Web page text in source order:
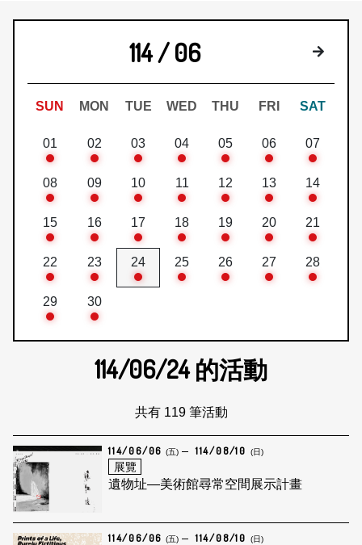
114 / 06 下個月
SUN MON TUE WED THU FRI SAT
01 02 03 04 05 06 07
08 09 10 11 12 13 14
15 16 17 18 19 20 21
22 23 24 25 26 27 28
29 30
114/06/24的活動
共有 119 筆活動
114/06/06 (五) 114/08/10 (日)
展覽
遺物址—美術館尋常空間展示計畫
114/06/06 (五) 114/08/10 (日)